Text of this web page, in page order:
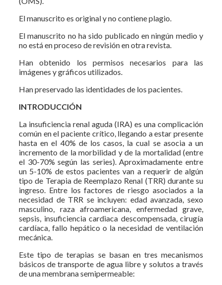
El manuscrito es original y no contiene plagio.
El manuscrito no ha sido publicado en ningún medio y
no está en proceso de revisión en otra revista.
Han obtenido los permisos necesarios para las
imágenes y gráficos utilizados.
Han preservado las identidades de los pacientes.
INTRODUCCIÓN
La insuficiencia renal aguda (IRA) es una complicación
común en el paciente crítico, llegando a estar presente
hasta en el 40% de los casos, la cual se asocia a un
incremento de la morbilidad y de la mortalidad (entre
el 30-70% según las series). Aproximadamente entre
un 5-10% de estos pacientes van a requerir de algún
tipo de Terapia de Reemplazo Renal (TRR) durante su
ingreso. Entre los factores de riesgo asociados a la
necesidad de TRR se incluyen: edad avanzada, sexo
masculino, raza afroamericana, enfermedad grave,
sepsis, insuficiencia cardiaca descompensada, cirugía
cardíaca, fallo hepático o la necesidad de ventilación
mecánica.
Este tipo de terapias se basan en tres mecanismos
básicos de transporte de agua libre y solutos a través
de una membrana semipermeable: